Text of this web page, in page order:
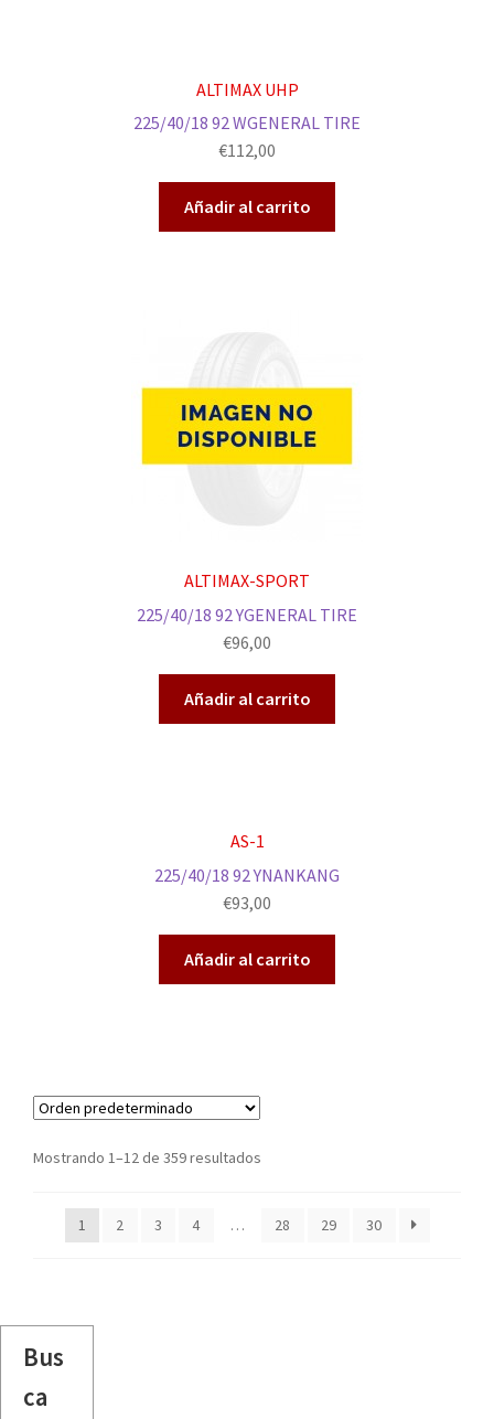
ALTIMAX UHP
225/40/18 92 WGENERAL TIRE
€112,00
Añadir al carrito
ALTIMAX-SPORT
225/40/18 92 YGENERAL TIRE
€96,00
Añadir al carrito
AS-1
225/40/18 92 YNANKANG
€93,00
Añadir al carrito
Mostrando 1–12 de 359 resultados
1 2 3 4 … 28 29 30
Bus
ca